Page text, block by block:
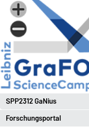
Forschungsportal
SPP2312 GaNius